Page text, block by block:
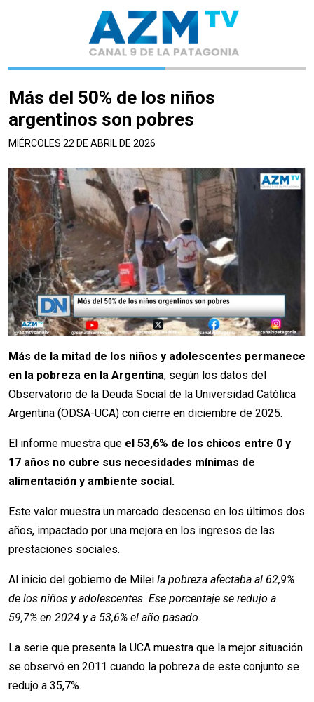
Más del 50% de los niños
argentinos son pobres
MIÉRCOLES 22 DE ABRIL DE 2026
Más de la mitad de los niños y adolescentes permanece
en la pobreza en la Argentina, según los datos del
Observatorio de la Deuda Social de la Universidad Católica
Argentina (ODSA-UCA) con cierre en diciembre de 2025.
El informe muestra que el 53,6% de los chicos entre 0 y
17 años no cubre sus necesidades mínimas de
alimentación y ambiente social.
Este valor muestra un marcado descenso en los últimos dos
años, impactado por una mejora en los ingresos de las
prestaciones sociales.
Al inicio del gobierno de Milei la pobreza afectaba al 62,9%
de los niños y adolescentes. Ese porcentaje se redujo a
59,7% en 2024 y a 53,6% el año pasado.
La serie que presenta la UCA muestra que la mejor situación
se observó en 2011 cuando la pobreza de este conjunto se
redujo a 35,7%.